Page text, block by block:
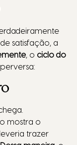
satisfação, a
, o ciclo do
mostra o
trazer